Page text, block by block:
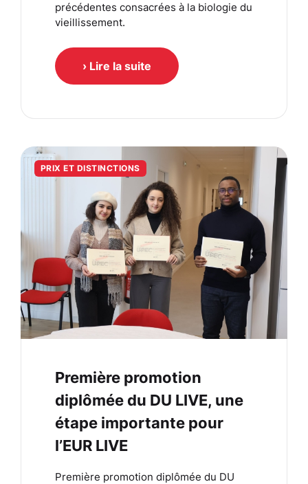
précédentes consacrées à la biologie du
vieillissement.
› Lire la suite
PRIX ET DISTINCTIONS
Première promotion
diplômée du DU LIVE, une
étape importante pour
l’EUR LIVE
Première promotion diplômée du DU